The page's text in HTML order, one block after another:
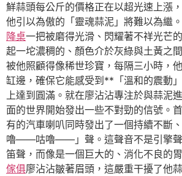
鮮蒜頭每公斤的價格正在以超光速上漲
他引以為傲的「靈魂蒜泥」將難以為繼
降桌一把被磨得光滑、閃耀著不祥光芒
起一坨濃稠的、顏色介於灰綠與土黃之
被他照顧得像稀世珍寶，每隔三小時，
缸邊，確保它能感受到**「溫和的震動
上達到圓滿。就在廖沾沾專注於與蒜泥
面的世界開始發出一些不對勁的信號。
有的汽車喇叭同時發出了一個持續不斷
嚕——咕嚕——」聲。這聲音不是引擎聲
笛聲，而像是一個巨大的、消化不良的
傢俱廖沾沾皺著眉頭，這嚴重干擾了他